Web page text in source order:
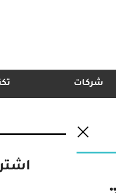
شركات